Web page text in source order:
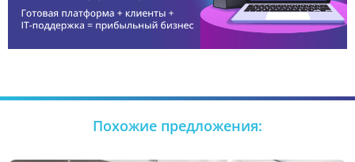
Похожие предложения: